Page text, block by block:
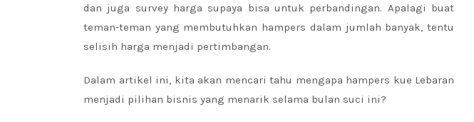
dan juga survey harga supaya bisa untuk perbandingan. Apalagi buat
teman-teman yang membutuhkan hampers dalam jumlah banyak, tentu
selisih harga menjadi pertimbangan.
Dalam artikel ini, kita akan mencari tahu mengapa hampers kue Lebaran
menjadi pilihan bisnis yang menarik selama bulan suci ini?